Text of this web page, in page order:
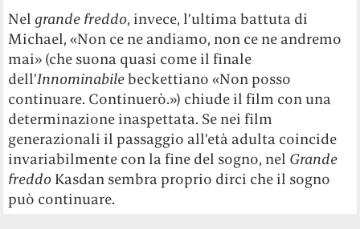
Nel grande freddo, invece, l’ultima battuta di
Michael, «Non ce ne andiamo, non ce ne andremo
mai» (che suona quasi come il finale
dell’Innominabilebeckettiano «Non posso
continuare. Continuerò.») chiude il film con una
determinazione inaspettata. Se nei film
generazionali il passaggio all’età adulta coincide
invariabilmente con la fine del sogno, nel Grande
freddo Kasdan sembra proprio dirci che il sogno
può continuare.